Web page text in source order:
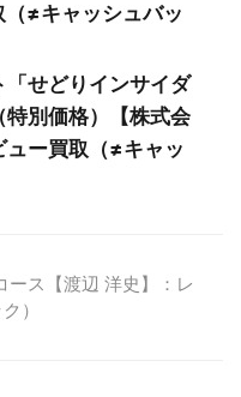
≠キャッシュバッ
せどりインサイダ
別価格）【株式会
ー買取（≠キャッ
ース【渡辺 洋史】：レ
）